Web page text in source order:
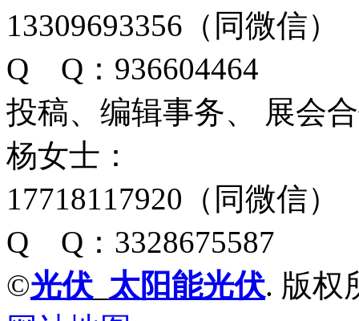
13309693356（同微信）
Q Q：936604464
投稿、编辑事务、 展会
杨女士：
17718117920（同微信）
Q Q：3328675587
©光伏 太阳能光伏. 版权